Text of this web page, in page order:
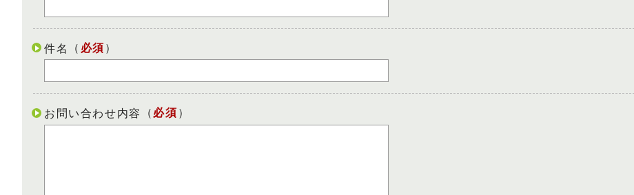
件名 （ 必須 ）
お問い合わせ内容 （ 必須 ）